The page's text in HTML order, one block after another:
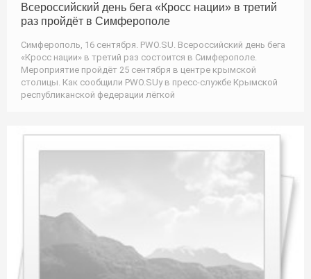
Всероссийский день бега «Кросс нации» в третий
раз пройдёт в Симферополе
Симферополь, 16 сентября. PWO.SU. Всероссийский день бега
«Кросс нации» в третий раз состоится в Симферополе.
Мероприятие пройдёт 25 сентября в центре крымской
столицы. Как сообщили PWO.SUу в пресс-службе Крымской
республиканской федерации лёгкой